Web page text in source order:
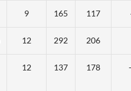
9 165 117
12 292 206
12 137 178